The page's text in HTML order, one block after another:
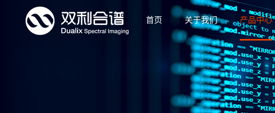
首页 关于我们 产品中心